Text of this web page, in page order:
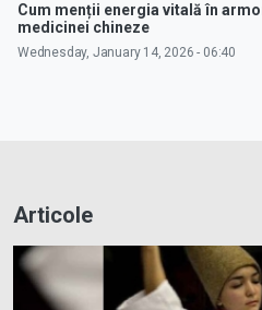
Cum menții energia vitală în
medicinei chineze
Wednesday, January 14, 2026 - 06:40
Articole